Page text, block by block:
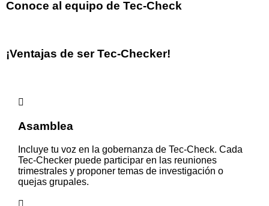
Conoce al equipo de Tec-Check
¡Ventajas de ser Tec-Checker!
Asamblea
Incluye tu voz en la gobernanza de Tec-Check. Cada
Tec-Checker puede participar en las reuniones
trimestrales y proponer temas de investigación o
quejas grupales.